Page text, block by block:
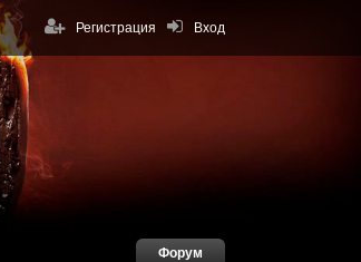
Вход
Регистрация
Форум